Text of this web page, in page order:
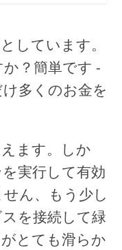
しています。
？簡単です -
多くのお金を
ます。しか
実行して有効
ん、もう少し
を接続して緑
とても滑らか